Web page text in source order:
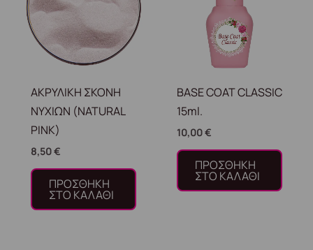
ΑΚΡΥΛΙΚΗ ΣΚΟΝΗ
ΝΥΧΙΩΝ (NATURAL
PINK)
8,50€
ΠΡΟΣΘΉΚΗ
ΣΤΟ ΚΑΛΆΘΙ
BASE COAT CLASSIC
15ml.
10,00€
ΠΡΟΣΘΉΚΗ
ΣΤΟ ΚΑΛΆΘΙ